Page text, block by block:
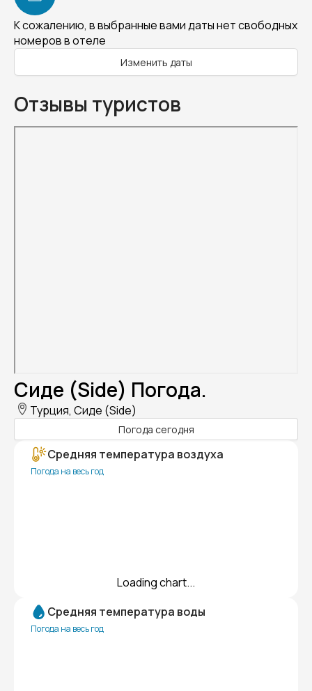
К сожалению, в выбранные вами даты нет свободных
номеров в отеле
Изменить даты
Отзывы туристов
Сиде (Side) Погода.
Турция, Сиде (Side)
Погода сегодня
Средняя температура воздуха
Погода на весь год
Loading chart...
Средняя температура воды
Погода на весь год